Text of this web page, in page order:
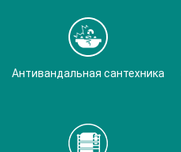
Антивандальная сантехника